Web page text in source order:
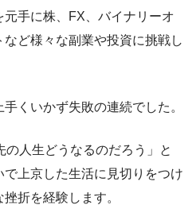
手に株、FX、バイナリーオ
ど様々な副業や投資に挑戦し
くいかず失敗の連続でした。
人生どうなるのだろう」と
上京した生活に見切りをつけ
折を経験します。